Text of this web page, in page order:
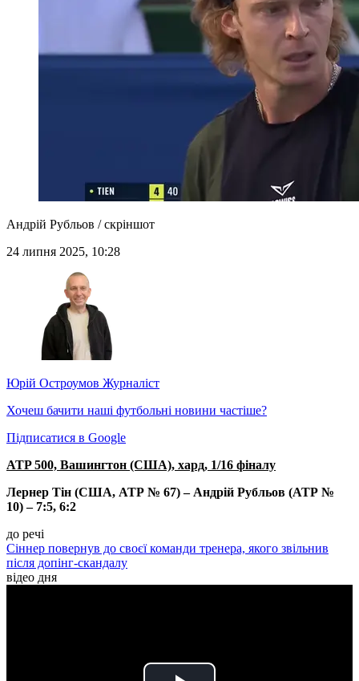
Андрій Рубльов / скріншот
24 липня 2025, 10:28
Юрій Остроумов Журналіст
Хочеш бачити наші футбольні новини частіше?
Підписатися в Google
ATP 500, Вашингтон (США), хард, 1/16 фіналу
Лернер Тін (США, АТР № 67) – Андрій Рубльов (АТР №
10) – 7:5, 6:2
до речі
Сіннер повернув до своєї команди тренера, якого звільнив
після допінг-скандалу
відео дня